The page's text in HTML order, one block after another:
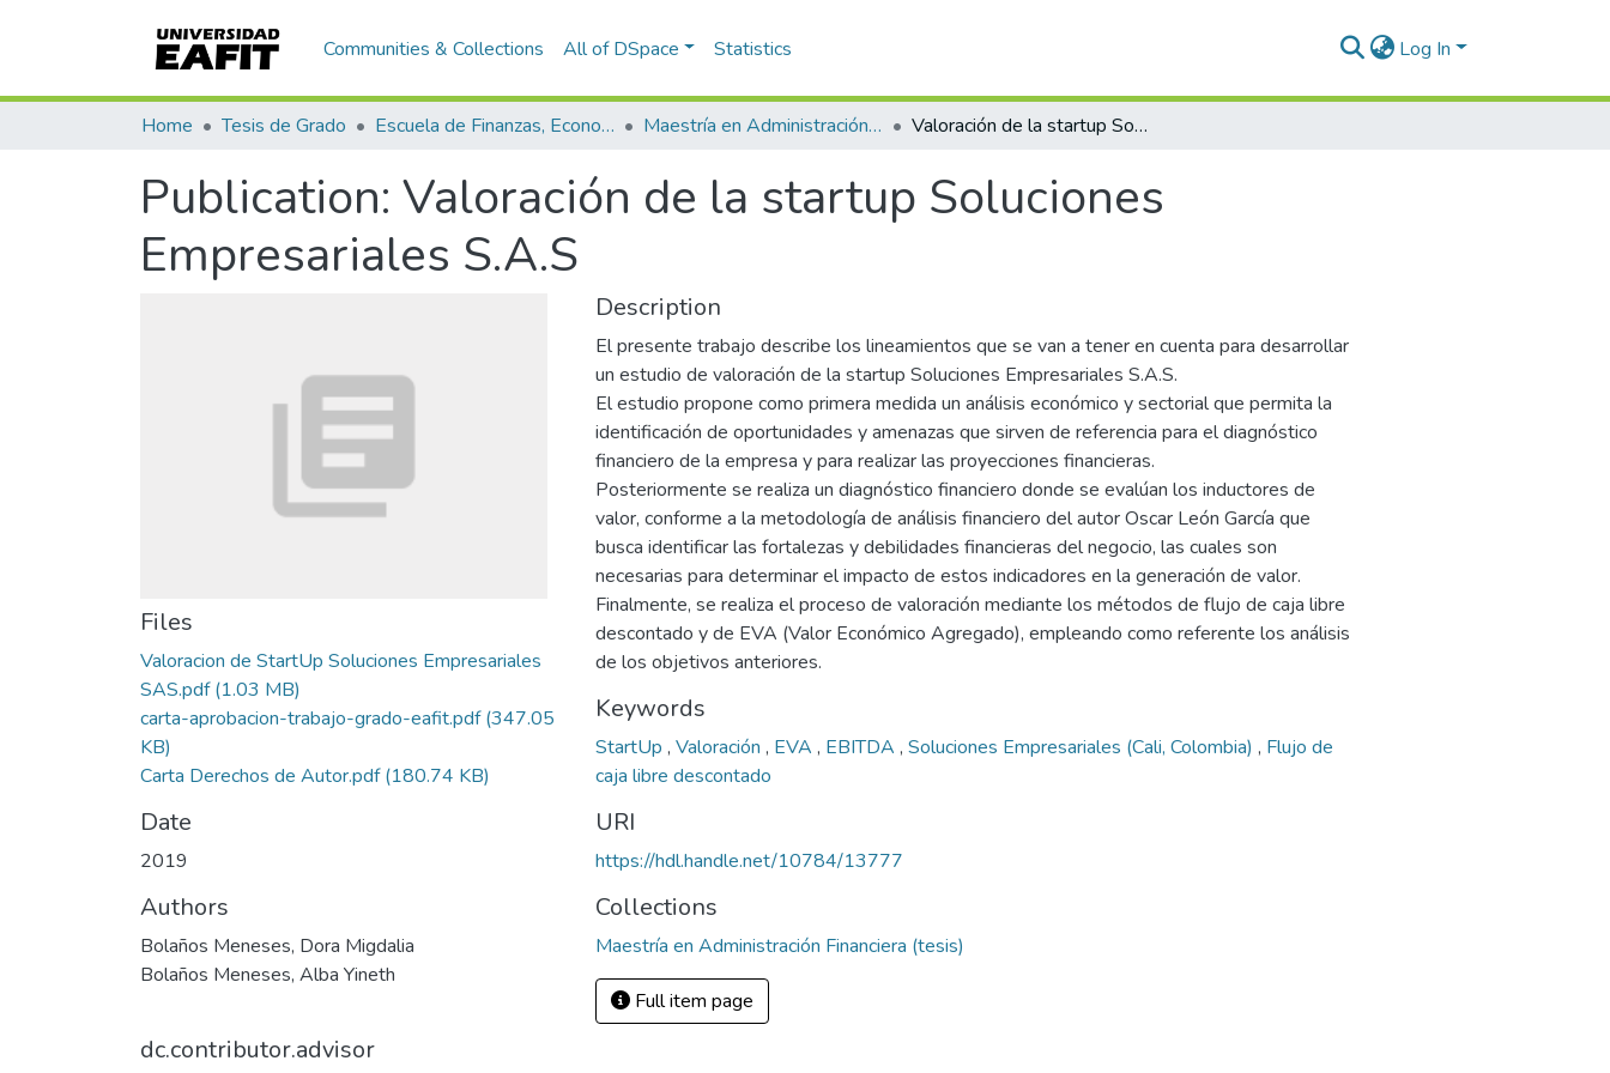
Communities & Collections All of DSpace Statistics Log In
Home Tesis de Grado Escuela de Finanzas, Economía y Gobierno Maestría en Administración Financiera (tesis) Valoración de la startup Soluciones Empresariales S.A.S
Publication: Valoración de la startup Soluciones
Empresariales S.A.S
Files
Valoracion de StartUp Soluciones Empresariales
SAS.pdf(1.03 MB)
carta-aprobacion-trabajo-grado-eafit.pdf(347.05
KB)
Carta Derechos de Autor.pdf(180.74 KB)
Date
2019
Authors
Bolaños Meneses, Dora Migdalia
Bolaños Meneses, Alba Yineth
dc.contributor.advisor
Description
El presente trabajo describe los lineamientos que se van a tener en cuenta para desarrollar
un estudio de valoración de la startup Soluciones Empresariales S.A.S.
El estudio propone como primera medida un análisis económico y sectorial que permita la
identificación de oportunidades y amenazas que sirven de referencia para el diagnóstico
financiero de la empresa y para realizar las proyecciones financieras.
Posteriormente se realiza un diagnóstico financiero donde se evalúan los inductores de
valor, conforme a la metodología de análisis financiero del autor Oscar León García que
busca identificar las fortalezas y debilidades financieras del negocio, las cuales son
necesarias para determinar el impacto de estos indicadores en la generación de valor.
Finalmente, se realiza el proceso de valoración mediante los métodos de flujo de caja libre
descontado y de EVA (Valor Económico Agregado), empleando como referente los análisis
de los objetivos anteriores.
Keywords
StartUp , Valoración , EVA , EBITDA , Soluciones Empresariales (Cali, Colombia) , Flujo de
caja libre descontado
URI
https://hdl.handle.net/10784/13777
Collections
Maestría en Administración Financiera (tesis)
Full item page